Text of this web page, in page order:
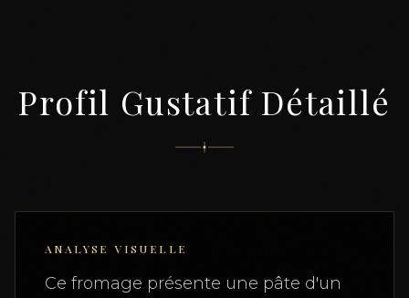
Profil Gustatif Détaillé
ANALYSE VISUELLE
Ce fromage présente une pâte d'un